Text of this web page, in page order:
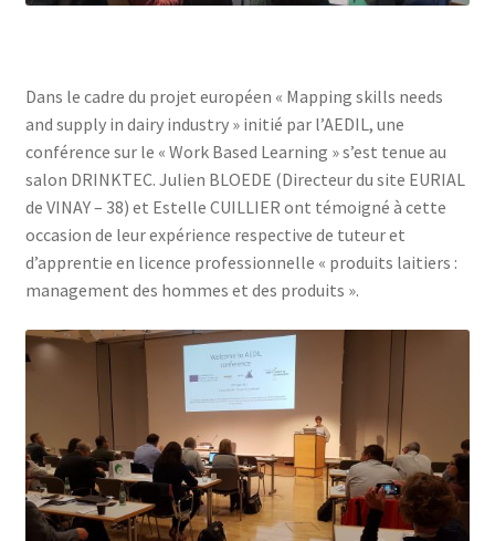
Dans le cadre du projet européen « Mapping skills needs
and supply in dairy industry » initié par l’AEDIL, une
conférence sur le « Work Based Learning » s’est tenue au
salon DRINKTEC. Julien BLOEDE (Directeur du site EURIAL
de VINAY – 38) et Estelle CUILLIER ont témoigné à cette
occasion de leur expérience respective de tuteur et
d’apprentie en licence professionnelle « produits laitiers :
management des hommes et des produits ».